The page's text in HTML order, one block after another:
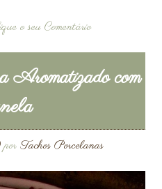
o seu Comentário
Aromatizado com
por Tachos Porcelanas